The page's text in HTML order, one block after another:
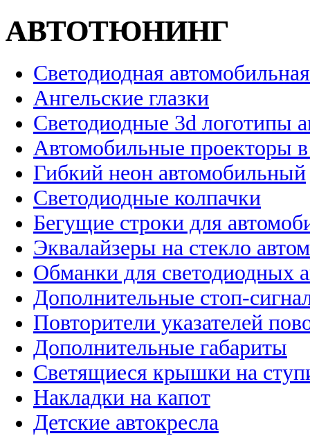
АВТОТЮНИНГ
Светодиодная
Ангельские глазки
Светодиодные 3d логотипы
Автомобильные проекторы
Гибкий неон автомобильный
Светодиодные колпачки
Бегущие строки для
Эквалайзеры на стекло
Обманки для светодиодных
Дополнительные стоп-
Повторители указателей
Дополнительные габариты
Светящиеся крышки на
Накладки на капот
Детские автокресла